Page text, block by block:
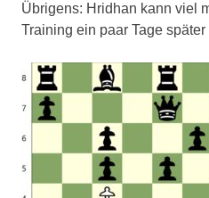
Übrigens: Hridhan kann viel
Training ein paar Tage